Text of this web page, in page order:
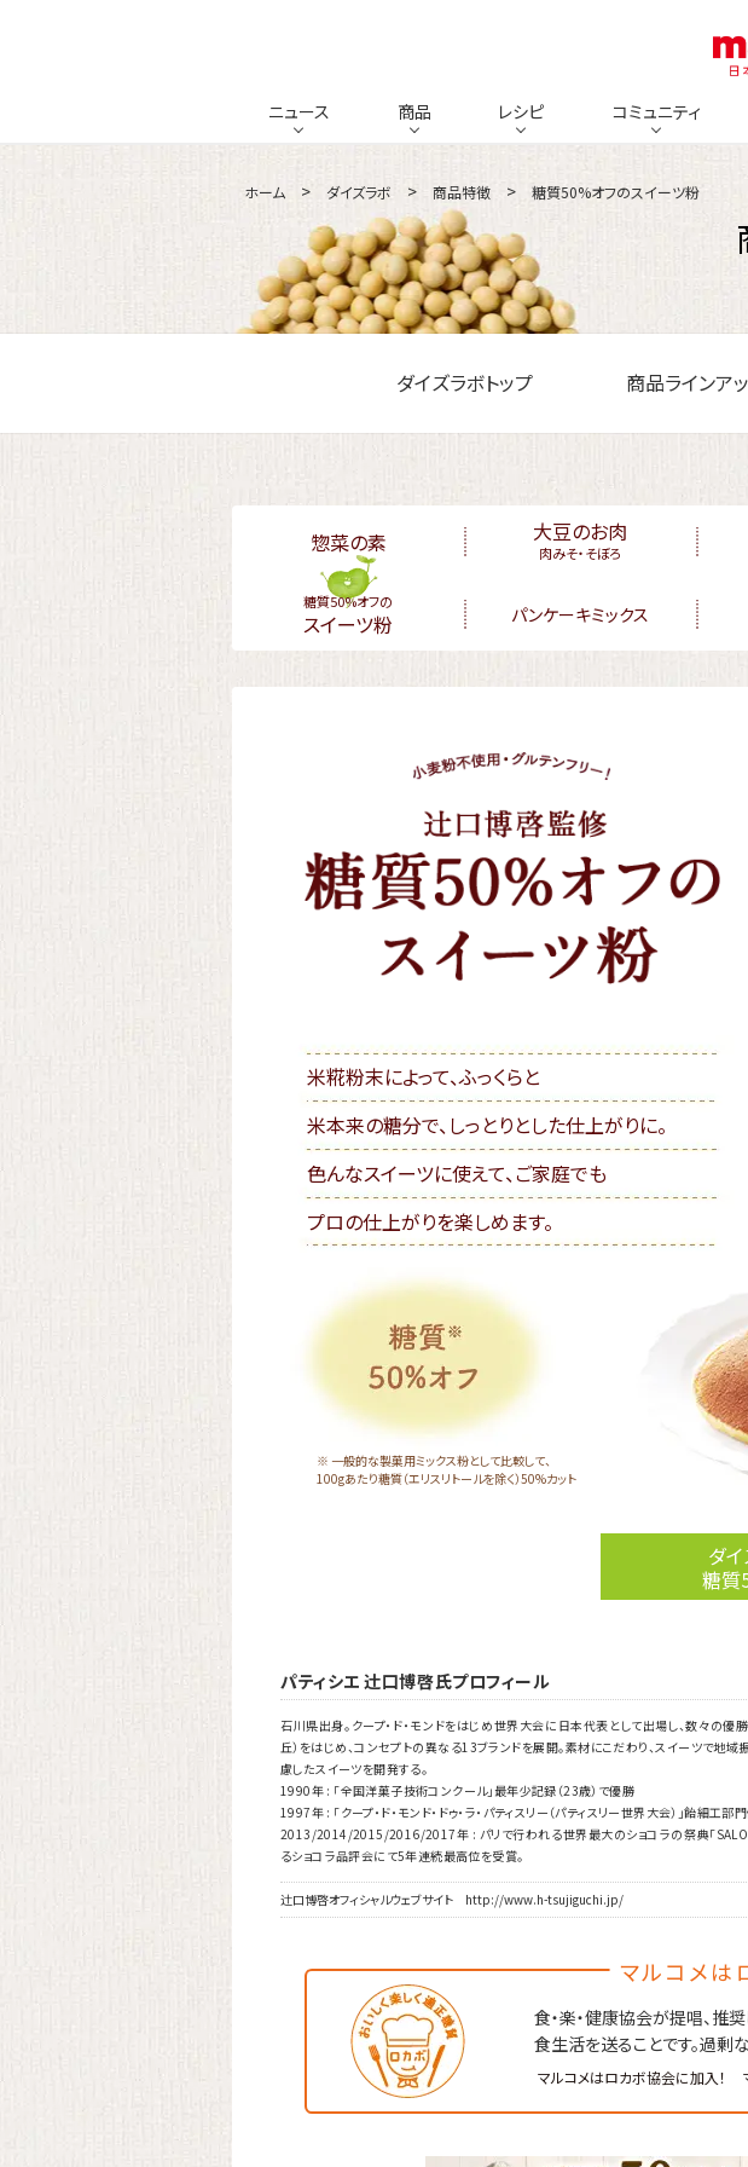
ニュース 商品 レシピ コミュニティ
ホーム ダイズラボ 商品特徴 糖質50%オフのスイーツ粉
ダイズラボトップ 商品ラインア
惣菜の素 大豆のお肉
肉みそ・そぼろ
糖質50%オフの
スイーツ粉 パンケーキミックス
米糀粉末によって、ふっくらと
米本来の糖分で、しっとりとした仕上がりに。
色んなスイーツに使えて、ご家庭でも
プロの仕上がりを楽しめます。
※ 一般的な製菓用ミックス粉として比較して、
100gあたり糖質（エリスリトールを除く）50%カット
ダ
糖質
パティシエ 辻󠄀口博啓氏プロフィール
石川県出身。クープ・ド・モンドをはじめ世界大会に日本代表として出場し、数々の優
丘）をはじめ、コンセプトの異なる13ブランドを展開。素材にこだわり、スイーツで地
慮したスイーツを開発する。
1990年 : 「全国洋菓子技術コンクール」最年少記録（23歳）で優勝
1997年 : 「クープ・ド・モンド・ドゥ・ラ・パティスリー（パティスリー世界大会）」飴
2013/2014/2015/2016/2017年 : パリで行われる世界最大のショコラの祭典「
るショコラ品評会にて5年連続最高位を受賞。
辻󠄀口博啓オフィシャルウェブサイト http://www.h-tsujiguchi.jp/
マルコメは
食・楽・健康協会が提唱、推
食生活を送ることです。過剰
マルコメはロカボ協会に加入！